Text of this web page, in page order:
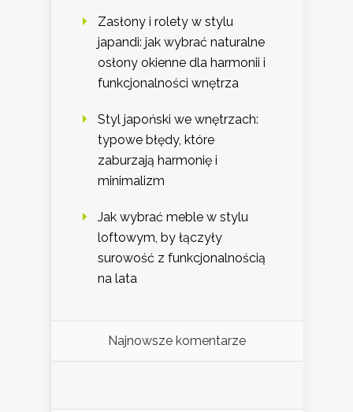
Zasłony i rolety w stylu
japandi: jak wybrać naturalne
osłony okienne dla harmonii i
funkcjonalności wnętrza
Styl japoński we wnętrzach:
typowe błędy, które
zaburzają harmonię i
minimalizm
Jak wybrać meble w stylu
loftowym, by łączyły
surowość z funkcjonalnością
na lata
Najnowsze komentarze